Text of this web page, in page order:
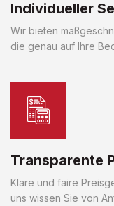
Individueller
Wir bieten
die genau auf Ihre
Transparente
Klare und faire
uns wissen Sie von